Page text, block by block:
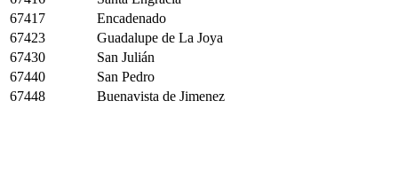
67417
Encadenado
67423
Guadalupe de La Joya
67430
San Julián
67440
San Pedro
67448
Buenavista de Jimenez